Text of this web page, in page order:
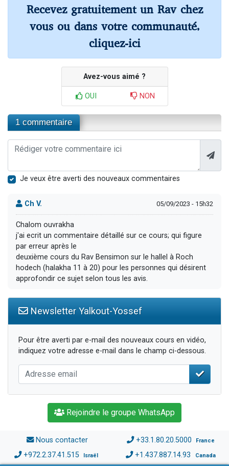
Recevez gratuitement un Rav chez
vous ou dans votre communauté,
cliquez-ici
Avez-vous aimé ?
OUI NON
1 commentaire
Je veux être averti des nouveaux commentaires
Ch V. 05/09/2023 - 15h32
Chalom ouvrakha
j'ai ecrit un commentaire détaillé sur ce cours; qui figure
par erreur après le
deuxième cours du Rav Bensimon sur le hallel à Roch
hodech (halakha 11 à 20) pour les personnes qui désirent
approfondir ce sujet selon tous les avis.
Newsletter Yalkout-Yossef
Pour être averti par e-mail des nouveaux cours en vidéo,
indiquez votre adresse e-mail dans le champ ci-dessous.
Rejoindre le groupe WhatsApp
Nous contacter +33.1.80.20.5000 France
+972.2.37.41.515 Israël +1.437.887.14.93 Canada